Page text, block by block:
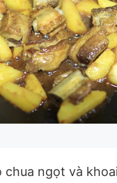
chua ngọt và